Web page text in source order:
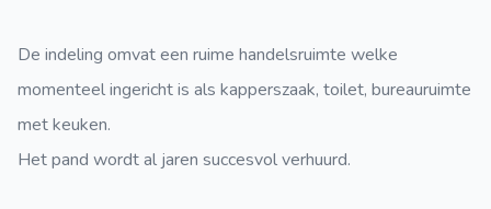
De indeling omvat een ruime handelsruimte welke
momenteel ingericht is als kapperszaak, toilet, bureauruimte
met keuken.
Het pand wordt al jaren succesvol verhuurd.